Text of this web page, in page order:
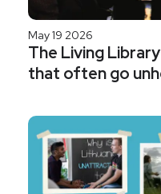
May 19 2026
The Living
that often go